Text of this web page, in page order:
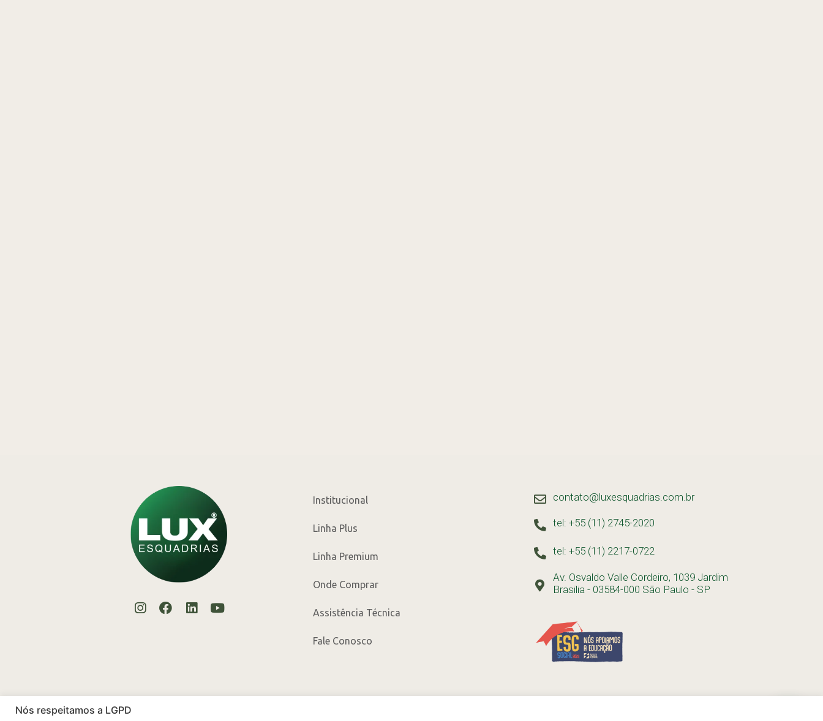
Institucional
Linha Plus
Linha Premium
Onde Comprar
Assistência Técnica
Fale Conosco
contato@luxesquadrias.com.br
tel: +55 (11) 2745-2020
tel: +55 (11) 2217-0722
Av. Osvaldo Valle Cordeiro, 1039 Jardim
Brasilia - 03584-000 São Paulo - SP
Nós respeitamos a LGPD